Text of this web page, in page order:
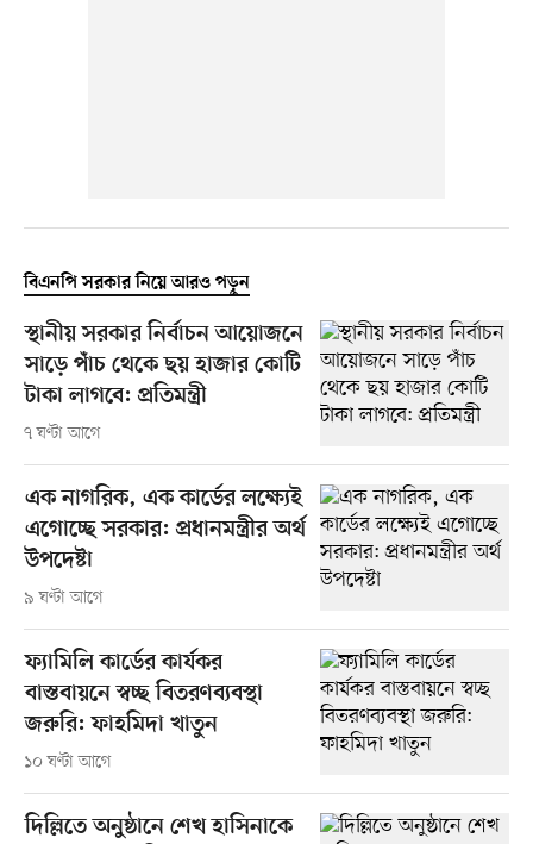
বিএনপি সরকার নিয়ে আরও পড়ুন
স্থানীয় সরকার নির্বাচন আয়োজনে
সাড়ে পাঁচ থেকে ছয় হাজার কোটি
টাকা লাগবে: প্রতিমন্ত্রী
৭ ঘণ্টা আগে
এক নাগরিক, এক কার্ডের লক্ষ্যেই
এগোচ্ছে সরকার: প্রধানমন্ত্রীর অর্থ
উপদেষ্টা
৯ ঘণ্টা আগে
ফ্যামিলি কার্ডের কার্যকর
বাস্তবায়নে স্বচ্ছ বিতরণব্যবস্থা
জরুরি: ফাহমিদা খাতুন
১০ ঘণ্টা আগে
দিল্লিতে অনুষ্ঠানে শেখ হাসিনাকে